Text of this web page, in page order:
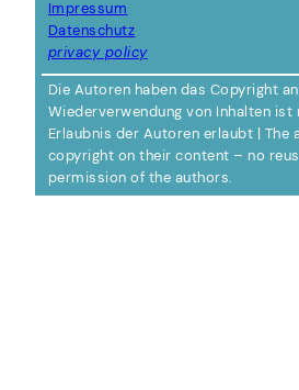
Impressum
Datenschutz
privacy policy
Die Autoren haben das Copyright
Wiederverwendung von Inhalten
Erlaubnis der Autoren erlaubt | The
copyright on their content – no
permission of the authors.